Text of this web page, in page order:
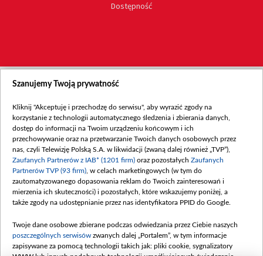
Dostępność
Szanujemy Twoją prywatność
Kliknij "Akceptuję i przechodzę do serwisu", aby wyrazić zgody na
korzystanie z technologii automatycznego śledzenia i zbierania danych,
dostęp do informacji na Twoim urządzeniu końcowym i ich
przechowywanie oraz na przetwarzanie Twoich danych osobowych przez
nas, czyli Telewizję Polską S.A. w likwidacji (zwaną dalej również „TVP”),
Zaufanych Partnerów z IAB* (1201 firm) oraz pozostałych Zaufanych
Partnerów TVP (93 firm) , w celach marketingowych (w tym do
zautomatyzowanego dopasowania reklam do Twoich zainteresowań i
mierzenia ich skuteczności) i pozostałych, które wskazujemy poniżej, a
także zgody na udostępnianie przez nas identyfikatora PPID do Google.
Twoje dane osobowe zbierane podczas odwiedzania przez Ciebie naszych
poszczególnych serwisów zwanych dalej „Portalem”, w tym informacje
zapisywane za pomocą technologii takich jak: pliki cookie, sygnalizatory